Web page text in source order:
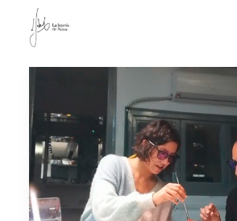
NOTICIAS DE JOYERÍA
NOVEDADES
DE VISITA
APUNTES
QUIÉN SOY